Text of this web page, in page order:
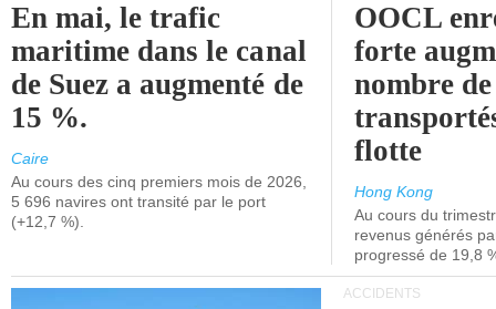
En mai, le trafic
maritime dans le canal
de Suez a augmenté de
15 %.
Caire
Au cours des cinq premiers mois de 2026,
5 696 navires ont transité par le port
(+12,7 %).
OOCL
forte
nombre
flotte
Hong Kong
Au cours du
revenus générés
progressé de 19,8
ACCIDENTS